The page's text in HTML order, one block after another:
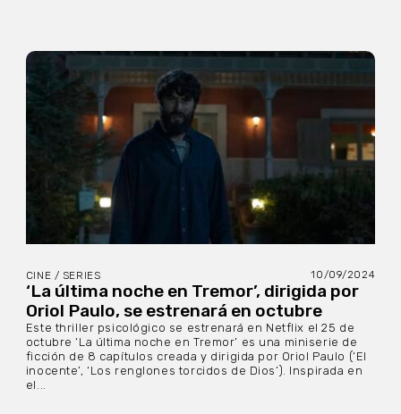
CINE / SERIES 10/09/2024
‘La última noche en Tremor’, dirigida por
Oriol Paulo, se estrenará en octubre
Este thriller psicológico se estrenará en Netflix el 25 de
octubre ‘La última noche en Tremor’ es una miniserie de
ficción de 8 capítulos creada y dirigida por Oriol Paulo (‘El
inocente’, ‘Los renglones torcidos de Dios’). Inspirada en
el...